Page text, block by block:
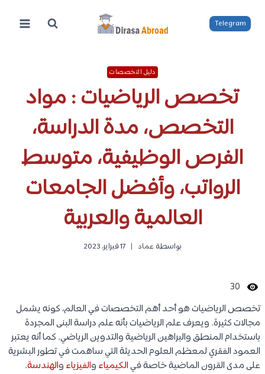
المحتوى
Telegram
دليل التخصصات
تخصص الرياضيات : مواد
التخصص، مدة الدراسة،
الفرص الوظيفية، متوسط
الرواتب، وأفضل الجامعات
العالمية والعربية
بواسطة عماد 17 فبراير، 2023
30
تخصص الرياضيات هو أحد أهم التخصصات في العالم، كونه يشمل
مجالات كثيرة. ويعرف علم الرياضيات بأنه علم دراسة البنى المجردة
باستخدام المنطق والبراهين الرياضية والتدوين الرياضي. كما أنه يعتبر
العمود الفقري لمعظم العلوم الحديثة التي ساهمت في تطور البشرية
على مدى القرون الماضية خاصة فيالكيمياء والفيزياء والهندسة.